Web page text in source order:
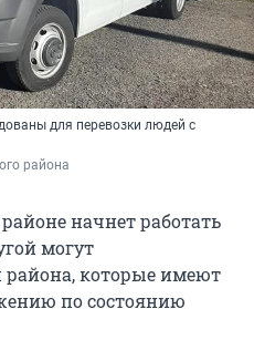
для перевозки людей с
района
начнет работать
могут
района, которые имеют
по состоянию